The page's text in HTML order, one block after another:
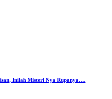
Inilah Misteri Nya Rupanya….